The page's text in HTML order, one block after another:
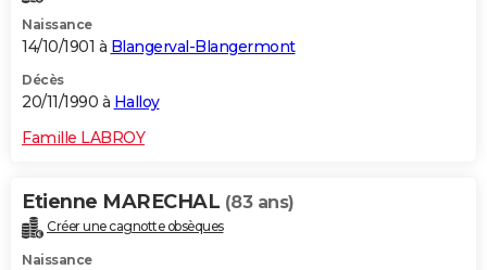
Naissance
14/10/1901 à Blangerval-Blangermont
Décès
20/11/1990 à Halloy
Famille LABROY
Etienne MARECHAL (83 ans)
Créer une cagnotte obsèques
Naissance